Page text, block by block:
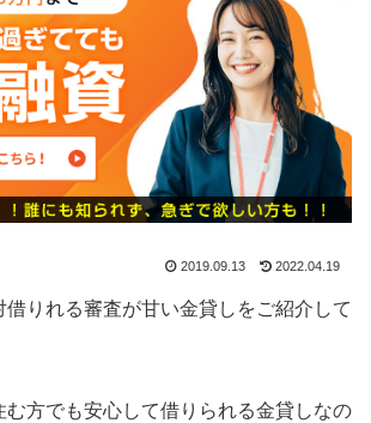
2019.09.13 2022.04.19
借りれる審査が甘い金貸しをご紹介して
む方でも安心して借りられる金貸しなの